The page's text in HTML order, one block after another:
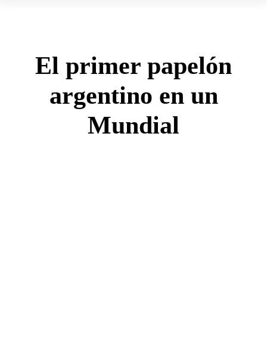
El primer papelón
argentino en un
Mundial